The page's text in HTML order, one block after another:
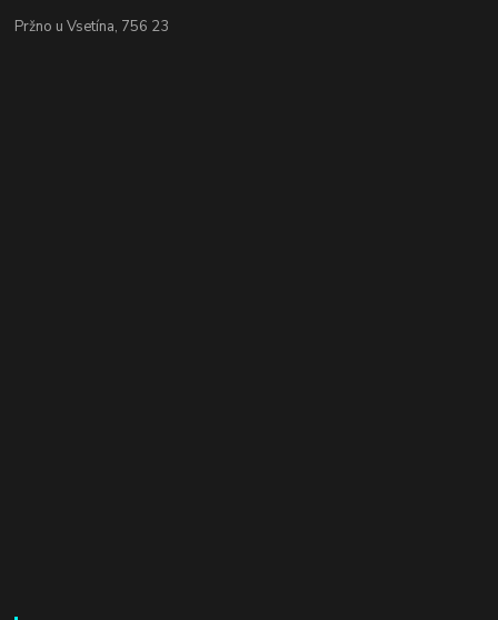
Pržno u Vsetína, 756 23